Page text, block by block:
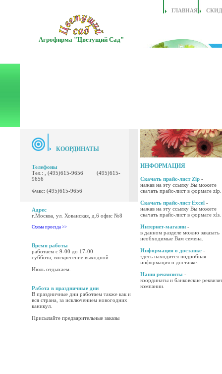
Агрофирма "Цветущий Сад"
ГЛАВНАЯ
КООРДИНАТЫ
Телефоны
Тел.: , (495)615-9656 (495)615-
9656
Факс: (495)615-9656
Адрес
г.Москва, ул. Хованская, д.6 офис №8
Схема проезда >>
Время работы
работаем с 9-00 до 17-00
суббота, воскресение выходной
Июль отдыхаем.
Работа в праздничные дни
В праздничные дни работаем также как и
вся страна, за исключением новогодних
каникул.
Присылайте предварительные заказы
ИНФОРМАЦИЯ
Скачать прайс-лист Zip -
нажав на эту ссылку Вы можете
скачать прайс-лист в формате zip.
Скачать прайс-лист Excel -
нажав на эту ссылку Вы можете
скачать прайс-лист в формате xls.
Интернет-магазин -
в данном разделе можно заказать
необходимые Вам семена.
Информация о доставке -
здесь находится подробная
информация о доставке.
Наши реквизиты -
координаты и банковские
компании.